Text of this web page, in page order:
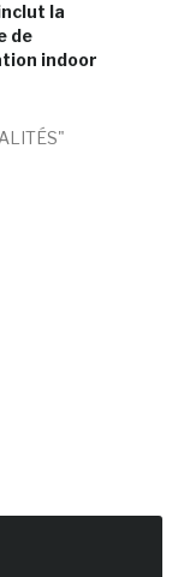
la
de
indoor